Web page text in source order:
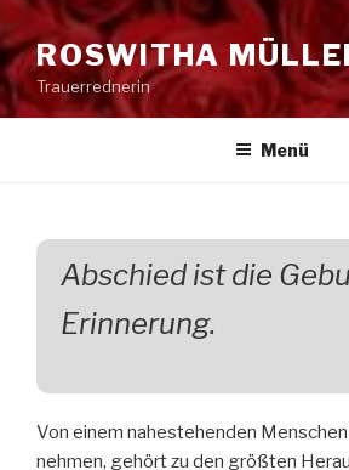
ROSWITHA
Trauerrednerin
Menü
Abschied ist die
Erinnerung.
Von einem nahestehenden
nehmen, gehört zu den größten